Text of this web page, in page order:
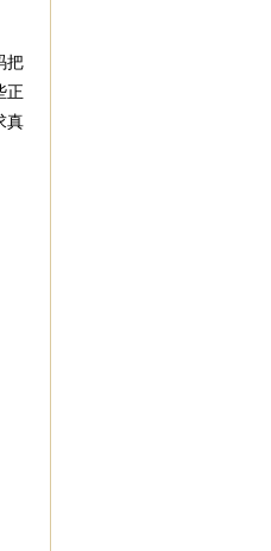
把
正
真